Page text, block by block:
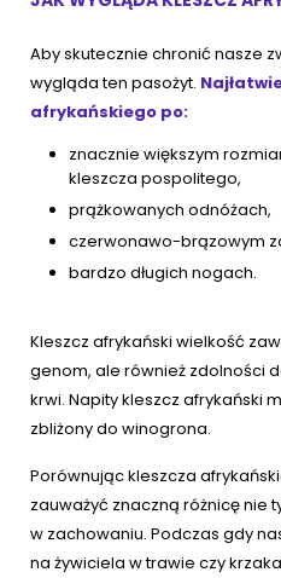
Aby skutecznie chronić nasze
wygląda ten pasożyt.
afrykańskiego po:
znacznie większym
kleszcza pospolitego,
prążkowanych odnóżach,
czerwonawo-brązowym
bardzo długich nogach.
Kleszcz afrykański wielkość
genom, ale również zdolności
krwi. Napity kleszcz afrykański
zbliżony do winogrona.
Porównując kleszcza
zauważyć znaczną różnicę nie
w zachowaniu. Podczas gdy
na żywiciela w trawie czy